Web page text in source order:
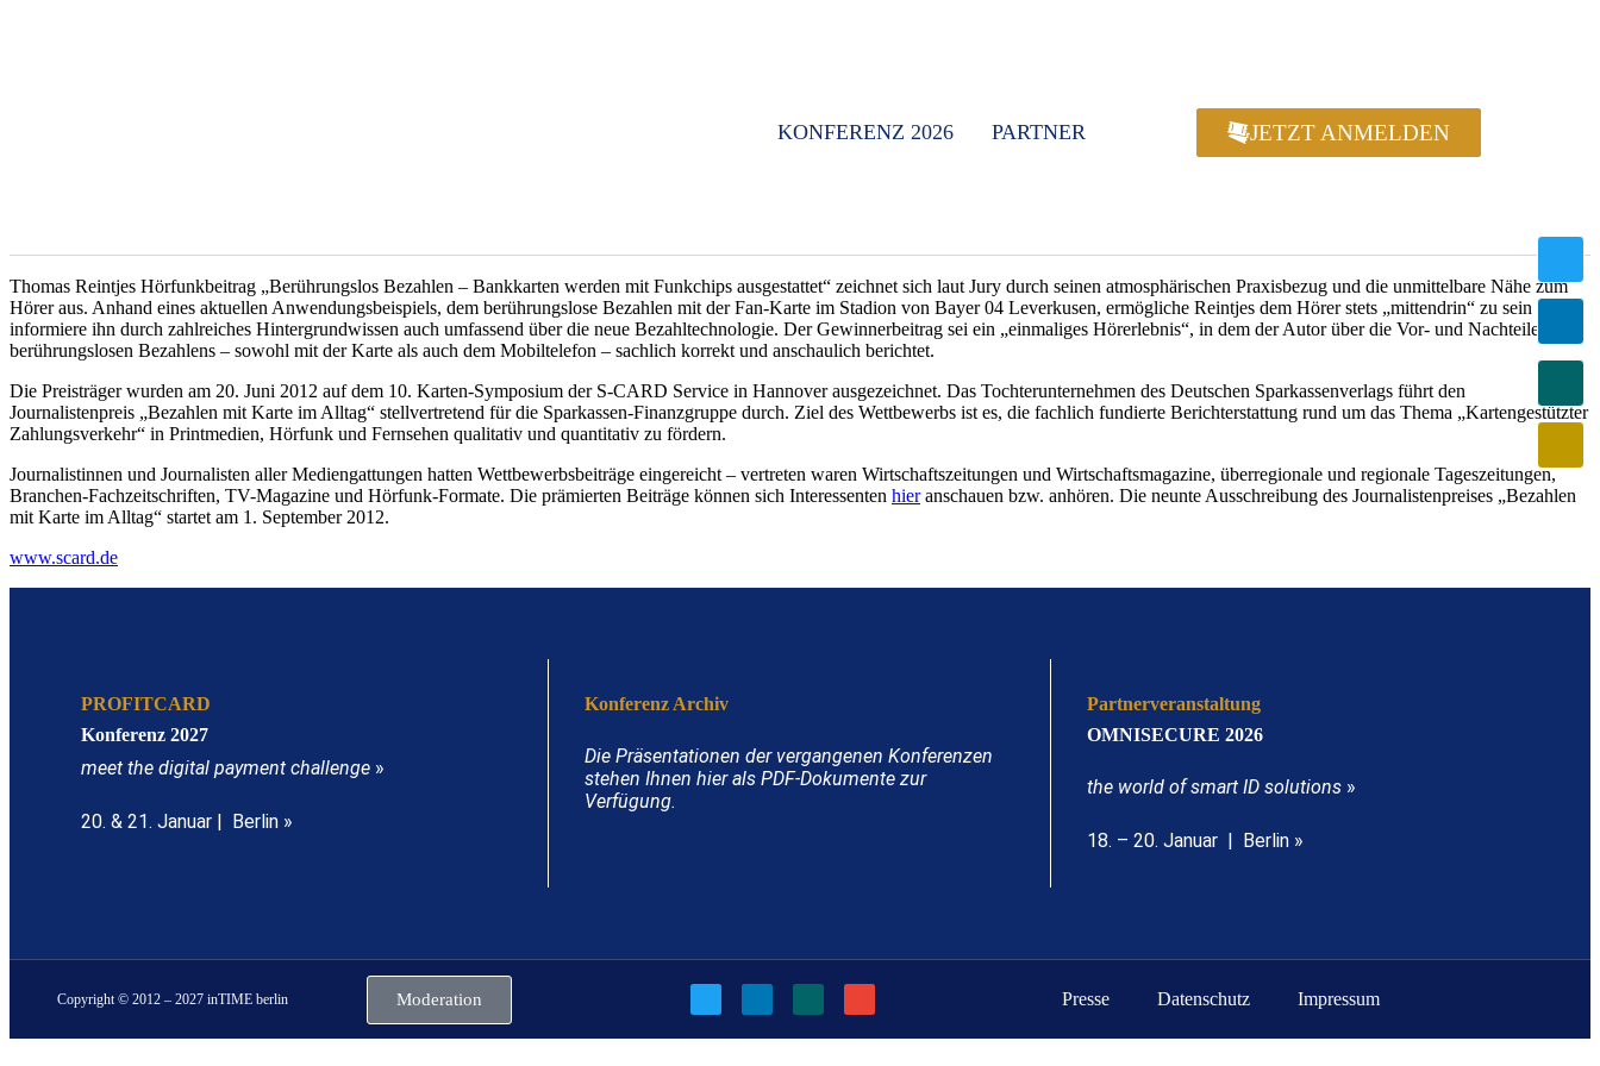
KONFERENZ 2026 PARTNER JETZT ANMELDEN
Thomas Reintjes Hörfunkbeitrag „Berührungslos Bezahlen – Bankkarten werden mit Funkchips ausgestattet“ zeichnet sich laut Jury durch seinen atmosphärischen Praxisbezug und die unmittelbare Nähe zum
Hörer aus. Anhand eines aktuellen Anwendungsbeispiels, dem berührungslose Bezahlen mit der Fan-Karte im Stadion von Bayer 04 Leverkusen, ermögliche Reintjes dem Hörer stets „mittendrin“ zu sein und
informiere ihn durch zahlreiches Hintergrundwissen auch umfassend über die neue Bezahltechnologie. Der Gewinnerbeitrag sei ein „einmaliges Hörerlebnis“, in dem der Autor über die Vor- und Nachteile des
berührungslosen Bezahlens – sowohl mit der Karte als auch dem Mobiltelefon – sachlich korrekt und anschaulich berichtet.
Die Preisträger wurden am 20. Juni 2012 auf dem 10. Karten-Symposium der S-CARD Service in Hannover ausgezeichnet. Das Tochterunternehmen des Deutschen Sparkassenverlags führt den
Journalistenpreis „Bezahlen mit Karte im Alltag“ stellvertretend für die Sparkassen-Finanzgruppe durch. Ziel des Wettbewerbs ist es, die fachlich fundierte Berichterstattung rund um das Thema „Kartengestützter
Zahlungsverkehr“ in Printmedien, Hörfunk und Fernsehen qualitativ und quantitativ zu fördern.
Journalistinnen und Journalisten aller Mediengattungen hatten Wettbewerbsbeiträge eingereicht – vertreten waren Wirtschaftszeitungen und Wirtschaftsmagazine, überregionale und regionale Tageszeitungen,
Branchen-Fachzeitschriften, TV-Magazine und Hörfunk-Formate. Die prämierten Beiträge können sich Interessenten hieranschauen bzw. anhören. Die neunte Ausschreibung des Journalistenpreises „Bezahlen
mit Karte im Alltag“ startet am 1. September 2012.
www.scard.de
PROFITCARD
Konferenz 2027
meet the digital payment challenge »
20. & 21. Januar | Berlin »
Konferenz Archiv
Die Präsentationen der vergangenen Konferenzen
stehen Ihnen hier als PDF-Dokumente zur
Verfügung.
Partnerveranstaltung
OMNISECURE 2026
the world of smart ID solutions »
18. – 20. Januar | Berlin »
Copyright © 2012 – 2027 inTIME berlin Moderation Presse Datenschutz Impressum